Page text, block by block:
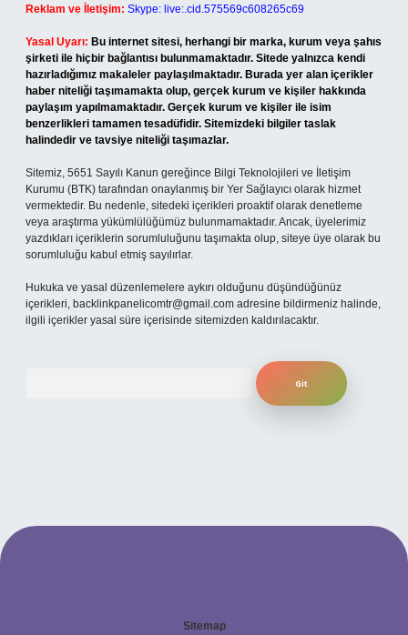
Reklam ve İletişim: Skype: live:.cid.575569c608265c69
Yasal Uyarı: Bu internet sitesi, herhangi bir marka, kurum veya şahıs
şirketi ile hiçbir bağlantısı bulunmamaktadır. Sitede yalnızca kendi
hazırladığımız makaleler paylaşılmaktadır. Burada yer alan içerikler
haber niteliği taşımamakta olup, gerçek kurum ve kişiler hakkında
paylaşım yapılmamaktadır. Gerçek kurum ve kişiler ile isim
benzerlikleri tamamen tesadüfidir. Sitemizdeki bilgiler taslak
halindedir ve tavsiye niteliği taşımazlar.
Sitemiz, 5651 Sayılı Kanun gereğince Bilgi Teknolojileri ve İletişim
Kurumu (BTK) tarafından onaylanmış bir Yer Sağlayıcı olarak hizmet
vermektedir. Bu nedenle, sitedeki içerikleri proaktif olarak denetleme
veya araştırma yükümlülüğümüz bulunmamaktadır. Ancak, üyelerimiz
yazdıkları içeriklerin sorumluluğunu taşımakta olup, siteye üye olarak bu
sorumluluğu kabul etmiş sayılırlar.
Hukuka ve yasal düzenlemelere aykırı olduğunu düşündüğünüz
içerikleri, backlinkpanelicomtr@gmail.com adresine bildirmeniz halinde,
ilgili içerikler yasal süre içerisinde sitemizden kaldırılacaktır.
Sitemap